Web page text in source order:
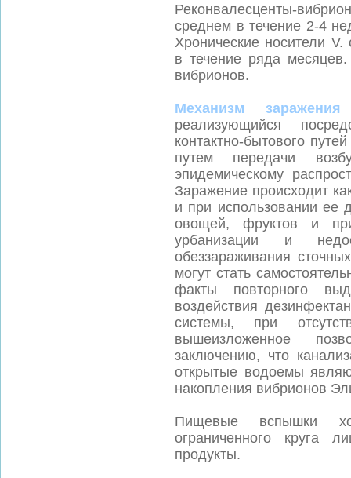
Реконвалесценты-
среднем в течение 2-4
Хронические носители
в течение ряда
вибрионов.
Механизм
реализующийся
контактно-бытового
путем передачи
эпидемическому
Заражение происходит
и при использовании ее
овощей, фруктов и
урбанизации и
обеззараживания
могут стать
факты повторного
воздействия
системы, при
вышеизложенное
заключению, что
открытые водоемы
накопления вибрионов
Пищевые вспышки
ограниченного круга
продукты.